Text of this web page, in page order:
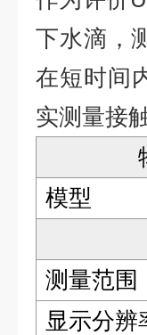
下水滴，
在短时间
实测量接
模型
测量范围
显示分辨